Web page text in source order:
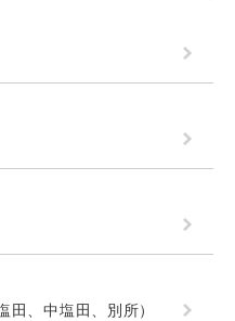
田、中塩田、別所）